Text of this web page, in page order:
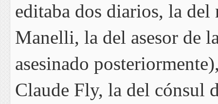
editaba dos diarios, la
Manelli, la del asesor de
asesinado
Claude Fly, la del cónsul